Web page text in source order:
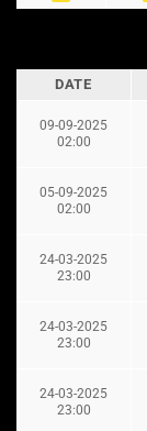
DATE
09-09-2025
02:00
05-09-2025
02:00
24-03-2025
23:00
24-03-2025
23:00
24-03-2025
23:00